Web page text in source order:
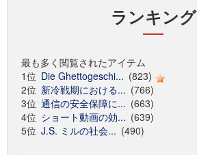
ランキング
最も多く閲覧されたアイテム
1位 Die Ghettogeschi... (823)
2位 新冷戦期における... (766)
3位 通信の安全保障に... (663)
4位 ショート動画の効... (639)
5位 J.S. ミルの社会... (490)